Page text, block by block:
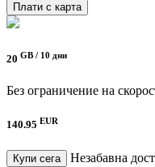
Плати с карта
20 GB / 10 дни
Без ограничение на
140.95 EUR
Купи сега
Незабавна